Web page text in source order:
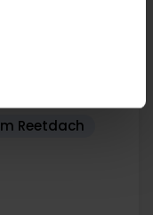
Reetdach